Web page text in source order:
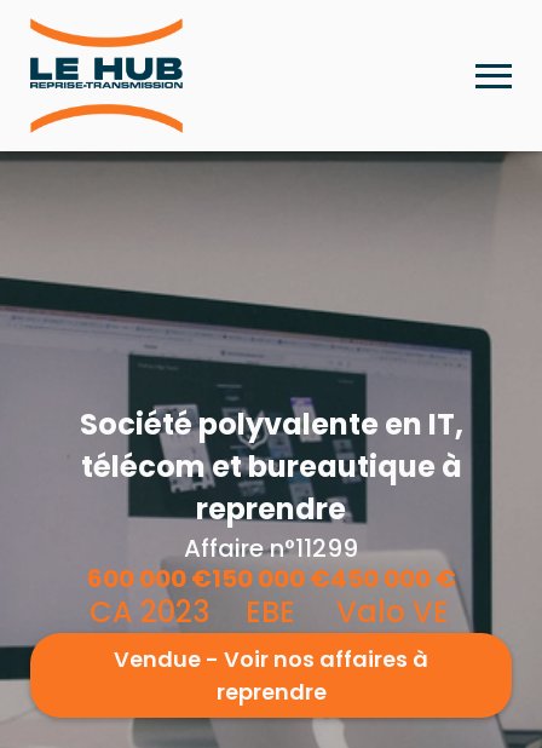
Société polyvalente en IT,
télécom et bureautique à
reprendre
Affaire n°11299
600 000€
CA 2023
150 000€
EBE
450 000€
Valo VE
Vendue - Voir nos affaires à
reprendre